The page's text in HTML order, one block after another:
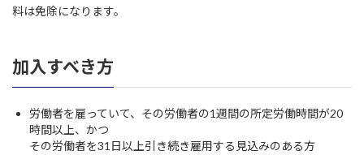
料は免除になります。
加入すべき方
労働者を雇っていて、その労働者の1週間の所定労働時間が20
時間以上、かつ
その労働者を31日以上引き続き雇用する見込みのある方